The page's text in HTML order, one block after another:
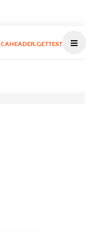
CAHEADER.GETTEST